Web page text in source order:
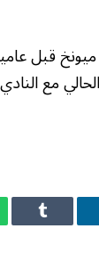
عقده الحالي